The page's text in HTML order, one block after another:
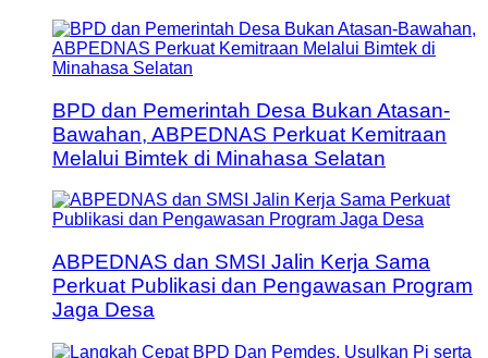
BPD dan Pemerintah Desa Bukan Atasan-
Bawahan, ABPEDNAS Perkuat Kemitraan
Melalui Bimtek di Minahasa Selatan
ABPEDNAS dan SMSI Jalin Kerja Sama
Perkuat Publikasi dan Pengawasan Program
Jaga Desa